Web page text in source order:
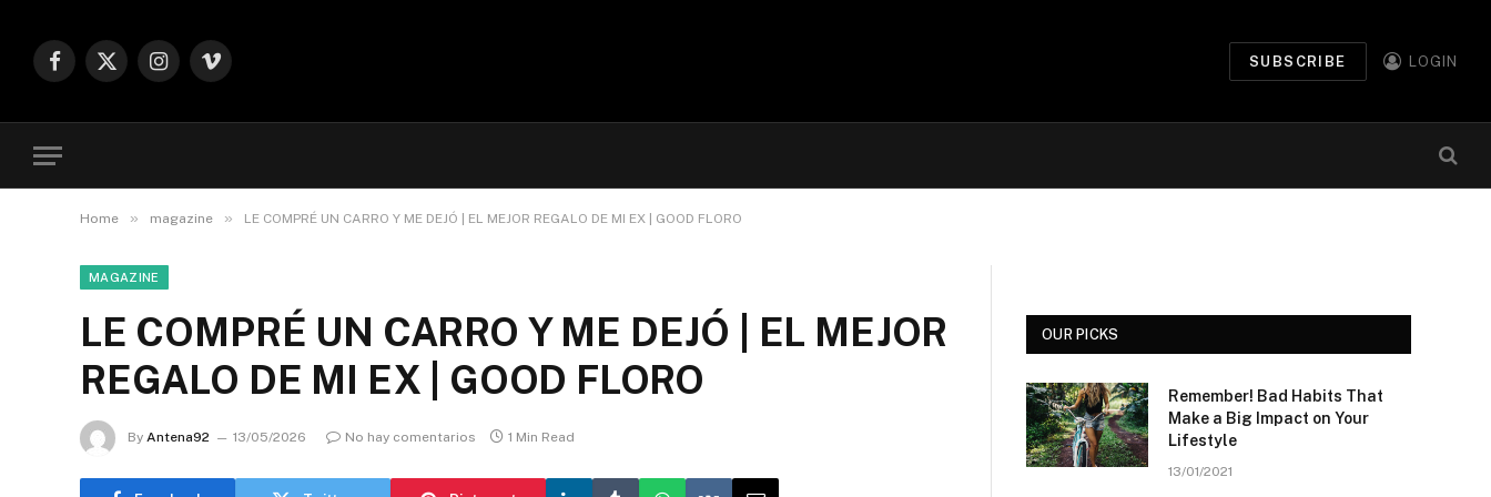
Facebook
X
Instagram
Vimeo
SUBSCRIBE LOGIN
Home » magazine » LE COMPRÉ UN CARRO Y ME DEJÓ | EL MEJOR REGALO DE MI EX | GOOD FLORO
MAGAZINE
LE COMPRÉ UN CARRO Y ME DEJÓ | EL MEJOR
REGALO DE MI EX | GOOD FLORO
By Antena92 13/05/2026 No hay comentarios 1 Min Read
OUR PICKS
Remember! Bad Habits That
Make a Big Impact on Your
Lifestyle
13/01/2021